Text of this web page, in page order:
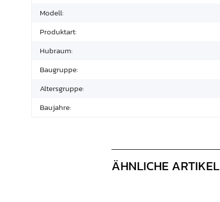
Modell:
Produktart:
Hubraum:
Baugruppe:
Altersgruppe:
Baujahre:
ÄHNLICHE ARTIKEL